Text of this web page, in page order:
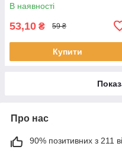
В наявності
53,10 ₴ 59 ₴
Купити
Про нас
90% позитивних з 211